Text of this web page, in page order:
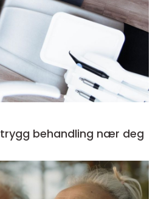
Tannlege osterøy trygg behandling nær deg